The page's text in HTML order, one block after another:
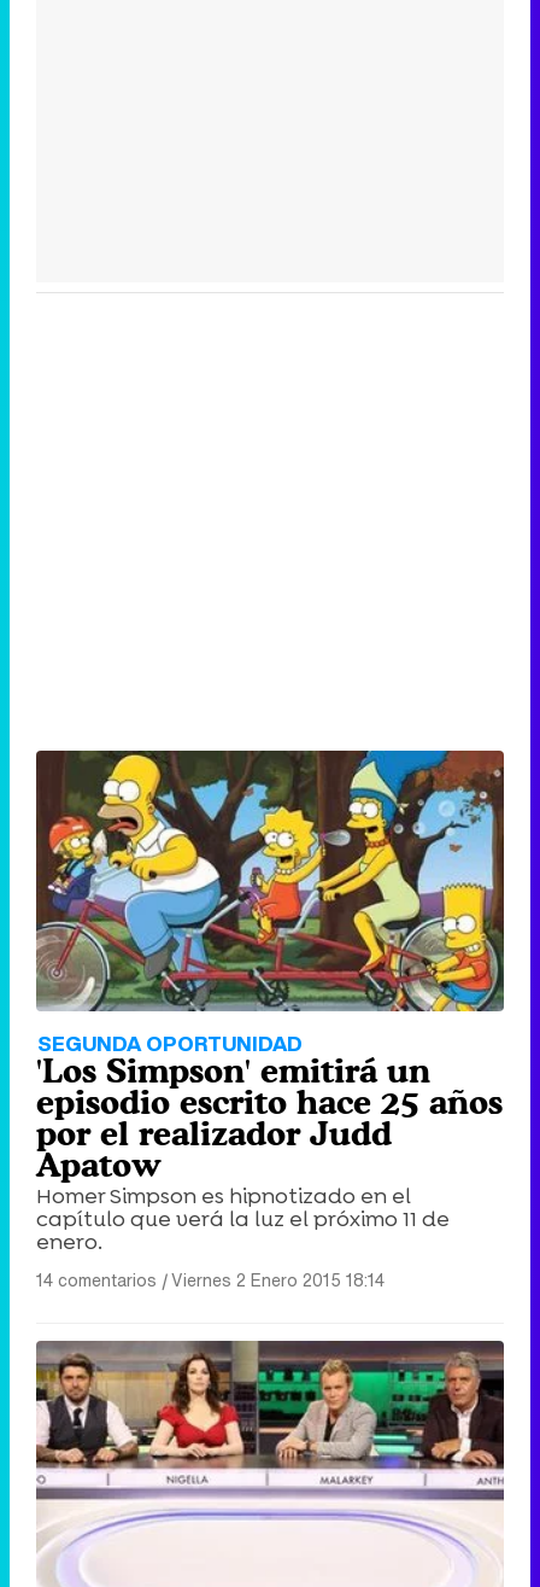
SEGUNDA OPORTUNIDAD
'Los Simpson' emitirá un
episodio escrito hace 25 años
por el realizador Judd
Apatow
Homer Simpson es hipnotizado en el
capítulo que verá la luz el próximo 11 de
enero.
14 comentarios |Viernes 2 Enero 2015 18:14